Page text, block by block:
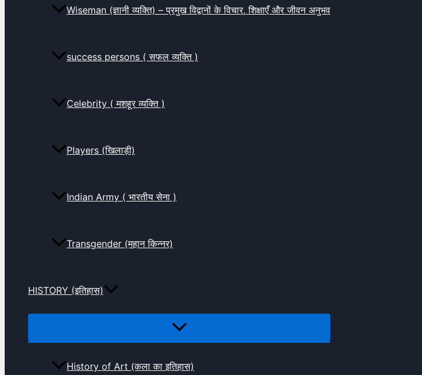
Wiseman (ज्ञानी व्यक्ति) – प्रमुख विद्वानों के विचार, शिक्षाएँ और जीवन अनुभव
success persons ( सफल व्यक्ति )
Celebrity ( मशहूर व्यक्ति )
Players (खिलाड़ी)
Indian Army ( भारतीय सेना )
Transgender (महान किन्नर)
HISTORY (इतिहास)
History of Art (कला का इतिहास)